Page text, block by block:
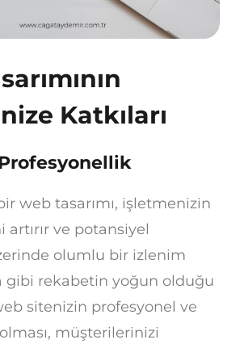
Katkıları
web tasarımı, işletmenizin
ve potansiyel
olumlu bir izlenim
gibi rekabetin yoğun olduğu
sitenizin profesyonel ve
müşterilerinizi